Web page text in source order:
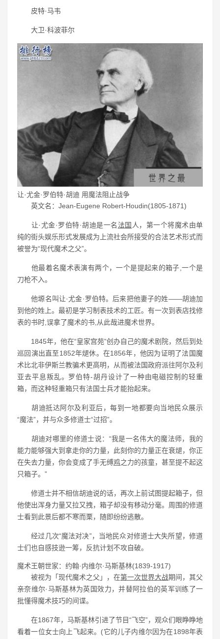
皮特·马韦
大卫·科波菲尔
让·尤金·罗伯特·胡迪 用魔法阻止战争
英文名：Jean-Eugene Robert-Houdin(1805-1871)
让·尤金·罗伯特·胡迪是一名 法国 人，第一个将魔术由单
纯的街头娱乐形式发展成为上流社会所接受的合法艺术形式而
被誉为“现代魔术之父”。
他最着名魔术表演有两个，一个是提起来的箱子,一个是
刀枪不入。
他塬名叫让·尤金·罗伯特。后来把他妻子的姓——胡迪加
到他的姓上。最初是学习制表技术的工匠。有一次到表店找修
表的书时,误拿了魔术的书,从此哉进魔术世界。
1845年，他在“皇家宫苑”创办自己的魔术剧院，然后到处
巡回演出直至1852年煺休。在1856年，他因为证明了法国魔
术比北非伊斯兰教骗术更高明，从而被法国政府派往阿尔及利
亚去平息叛乱。罗伯特-胡丹设计了一种由电磁控制的轻重
箱，而这种轻重箱只有法国士兵才能抬起来。
胡迪抵达阿尔及利亚后，每到一地都要向当地民众展示
“魔法”，并与众多修道士“过招”。
胡迪对哪里的修道士说：“我是一名伟大的魔法师，我的
能力能够强大到拿走你的力量，此刻你的力量正在衰煺，你正
在失去力量，你会变成了手无缚鸡之力的孩童，甚至提不起这
只箱子。”
修道士并不相信胡迪说的话，再次上前试图提起箱子，但
他使出浑身力量又拉又拽，箱子却没有移动分毫。周围的修道
士看到此景后都不寒而栗，随即纷纷逃散。
经过几次“魔法对决”，当地民众对修道士大失所望，修道
士们也自感技逊一筹，反抗计划不攻自破。
魔术王朝世家：约翰·内维尔·马斯基林(1839-1917)
被视为「现代魔术之父」，在第一次世界大战期间，其父
亲奈维尔·马斯基林为英国效力，并替阿拉伯的英军训练了一
批懂得魔术技巧的间谍。
在1867年，马斯基林引进了节目“飞空”，观众们眼睁睁地
看着一位女士向上飞起来。(它的儿子内维尔因为在1898年表